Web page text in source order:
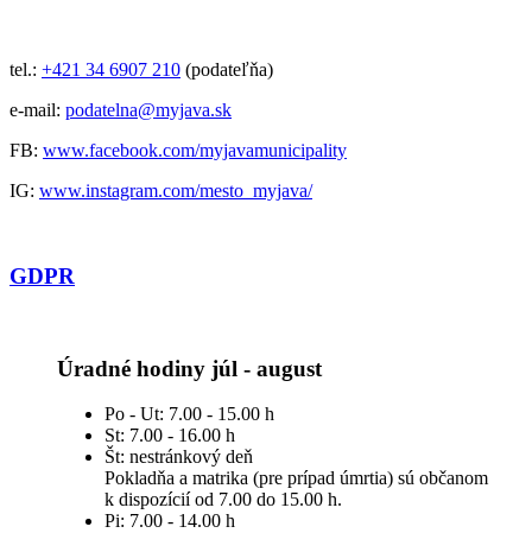
tel.: +421 34 6907 210 (podateľňa)
e-mail: podatelna@myjava.sk
FB: www.facebook.com/myjavamunicipality
IG: www.instagram.com/mesto_myjava/
GDPR
Úradné hodiny júl - august
Po - Ut: 7.00 - 15.00 h
St: 7.00 - 16.00 h
Št: nestránkový deň
Pokladňa a matrika (pre prípad úmrtia) sú občanom
k dispozícií od 7.00 do 15.00 h.
Pi: 7.00 - 14.00 h